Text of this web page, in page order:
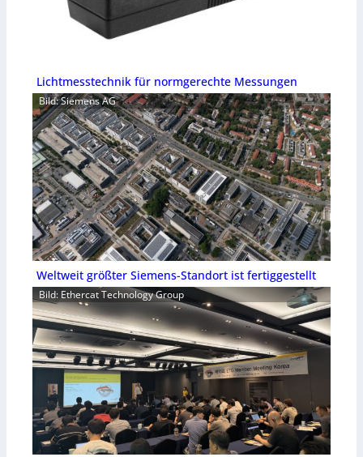
Lichtmesstechnik für normgerechte Messungen
Bild: Siemens AG
Weltweit größter Siemens-Standort ist fertiggestellt
Bild: Ethercat Technology Group